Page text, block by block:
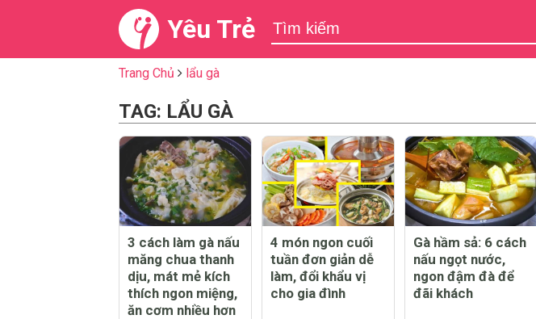
Yêu Trẻ
Trang Chủ lẩu gà
TAG: LẨU GÀ
3 cách làm gà nấu
măng chua thanh
dịu, mát mẻ kích
thích ngon miệng,
ăn cơm nhiều hơn
4 món ngon cuối
tuần đơn giản dễ
làm, đổi khẩu vị
cho gia đình
Gà hầm sả: 6 cách
nấu ngọt nước,
ngon đậm đà để
đãi khách